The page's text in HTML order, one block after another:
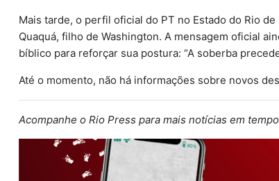
Mais tarde, o perfil oficial do PT no Estado do Rio
Quaquá, filho de Washington. A mensagem oficial
bíblico para reforçar sua postura: “A soberba
Até o momento, não há informações sobre novos
Acompanhe o Rio Press para mais notícias em